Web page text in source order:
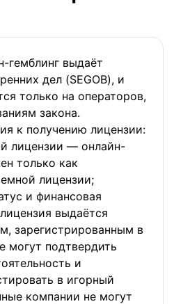
гемблинг выдаёт
дел (SEGOB), и
только на операторов,
закона.
к получению лицензии:
лицензии — онлайн-
только как
лицензии;
и финансовая
выдаётся
зарегистрированным в
могут подтвердить
и
в игорный
компании не могут